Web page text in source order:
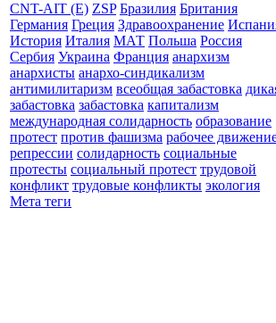
CNT-AIT (E) ZSP Бразилия Британия
Германия Греция Здравоохранение
История Италия МАТ Польша Россия
Сербия Украина Франция анархизм
анархисты анархо-синдикализм
антимилитаризм всеобщая забастовка
забастовка забастовка капитализм
международная солидарность образование
протест против фашизма рабочее
репрессии солидарность социальные
протесты социальный протест трудовой
конфликт трудовые конфликты экология
Мета теги